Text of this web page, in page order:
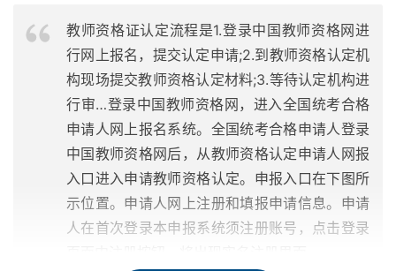
教师资格证认定流程是1.登录中国教师资格网进
行网上报名，提交认定申请;2.到教师资格认定机
构现场提交教师资格认定材料;3.等待认定机构进
行审…登录中国教师资格网，进入全国统考合格
申请人网上报名系统。全国统考合格申请人登录
中国教师资格网后，从教师资格认定申请人网报
入口进入申请教师资格认定。申报入口在下图所
示位置。申请人网上注册和填报申请信息。申请
人在首次登录本申报系统须注册账号，点击登录